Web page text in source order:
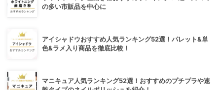
の多い市販品を中心に
アイシャドウおすすめ人気ランキング52選！パレット&単
色&ラメ入り商品を徹底比較！
マニキュア人気ランキング52選！おすすめのプチプラや速